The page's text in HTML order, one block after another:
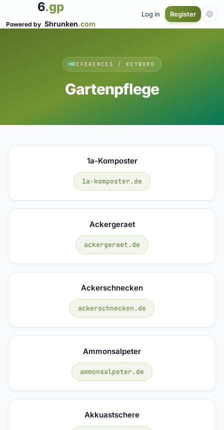
6.gp
Powered by Shrunken.com
Log in Register
REFERENCES / KEYWORD
Gartenpflege
1a-Komposter
1a-komposter.de
Ackergeraet
ackergeraet.de
Ackerschnecken
ackerschnecken.de
Ammonsalpeter
ammonsalpeter.de
Akkuastschere